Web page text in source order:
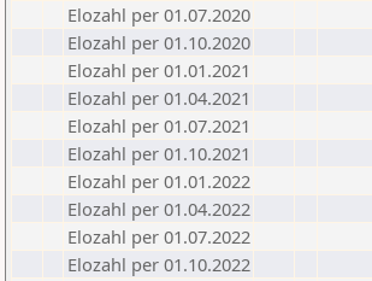
Elozahl per 01.07.2020
Elozahl per 01.10.2020
Elozahl per 01.01.2021
Elozahl per 01.04.2021
Elozahl per 01.07.2021
Elozahl per 01.10.2021
Elozahl per 01.01.2022
Elozahl per 01.04.2022
Elozahl per 01.07.2022
Elozahl per 01.10.2022